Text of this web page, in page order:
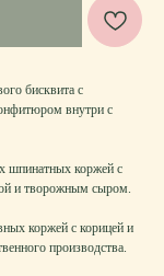
бисквита с
внутри с
шпинатных коржей с
и творожным сыром.
коржей с корицей и
производства.